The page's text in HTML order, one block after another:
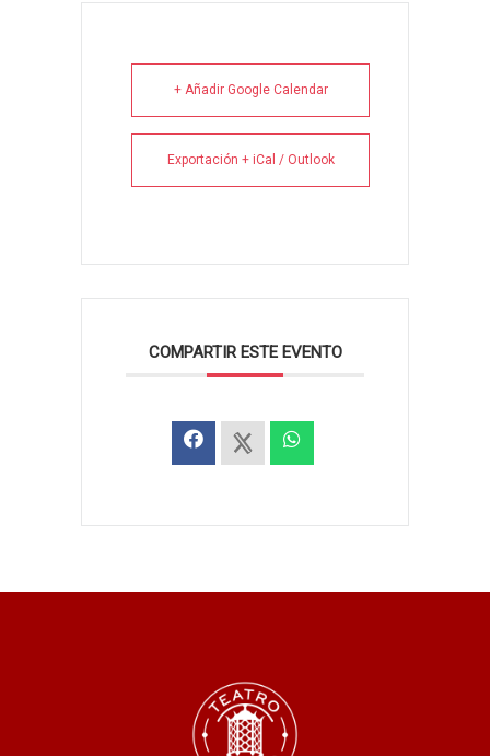
+ Añadir Google Calendar
Exportación + iCal / Outlook
COMPARTIR ESTE EVENTO